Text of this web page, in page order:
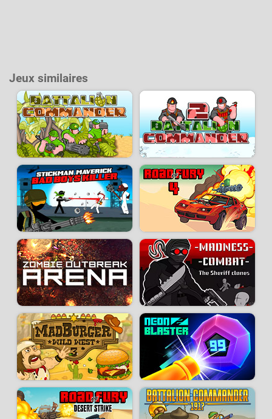
Jeux similaires